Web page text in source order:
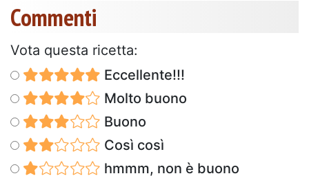
Commenti
Vota questa ricetta:
Eccellente!!!
Molto buono
Buono
Così così
hmmm, non è buono